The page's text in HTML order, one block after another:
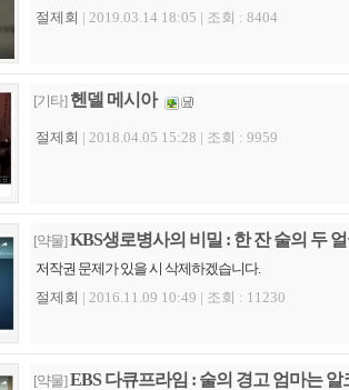
절제회 | 2019.03.14 18:05 | 조회 : 8404
[기타] 헨델 메시아
절제회 | 2018.04.05 15:28 | 조회 : 9959
[약물] KBS생로병사의 비밀 : 한 잔 술의 두 얼
저작권 문제가 있을 시 삭제하겠습니다.
절제회 | 2016.11.09 10:49 | 조회 : 11230
[약물] EBS 다큐프라임 : 술의 경고 엄마는 알